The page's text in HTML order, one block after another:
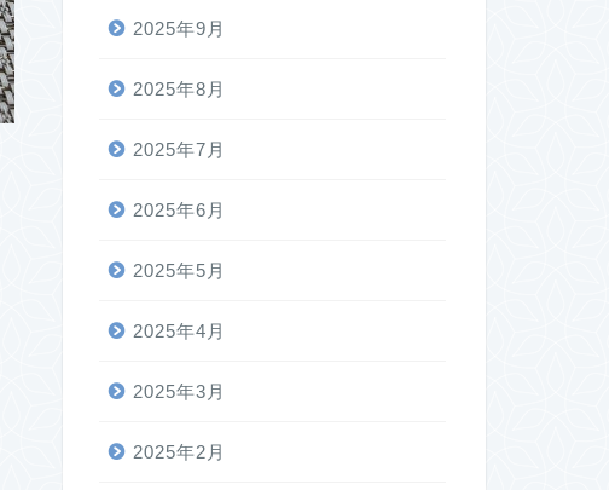
2025年9月
2025年8月
2025年7月
2025年6月
2025年5月
2025年4月
2025年3月
2025年2月